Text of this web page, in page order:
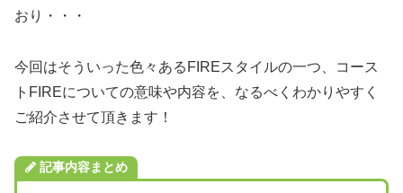
おり・・・
今回はそういった色々あるFIREスタイルの一つ、コース
トFIREについての意味や内容を、なるべくわかりやすく
ご紹介させて頂きます！
記事内容まとめ